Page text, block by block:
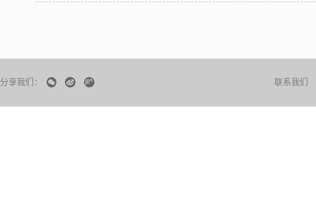
分享我们： 联系我们